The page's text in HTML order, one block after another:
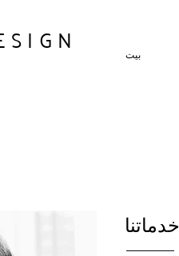
بيت
خدماتنا